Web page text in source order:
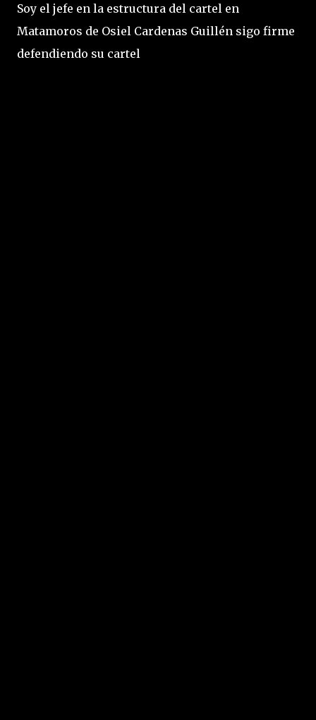
Soy el jefe en la estructura del cartel en
Matamoros de Osiel Cardenas Guillén sigo firme
defendiendo su cartel